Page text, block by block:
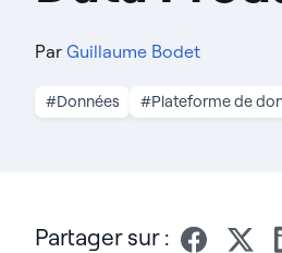
Par Guillaume Bodet
#Données #Plateforme de
Partager sur :